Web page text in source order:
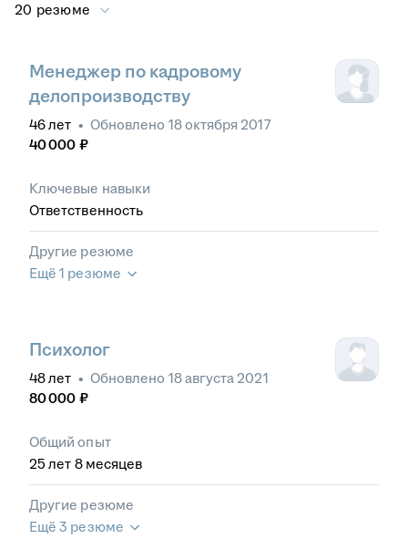
20 резюме
Менеджер по кадровому
делопроизводству
46лет • Обновлено 18 октября 2017
40 000 ₽
Ключевые навыки
Ответственность
Другие резюме
Ещё 1 резюме
Психолог
48лет • Обновлено 18 августа 2021
80 000 ₽
Общий опыт
25 лет 8 месяцев
Другие резюме
Ещё 3 резюме